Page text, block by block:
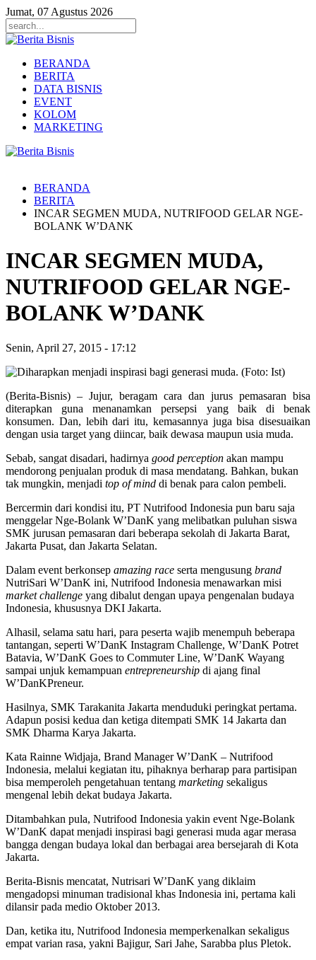
Jumat, 07 Agustus 2026
BERANDA
BERITA
DATA BISNIS
EVENT
KOLOM
MARKETING
BERANDA
BERITA
INCAR SEGMEN MUDA, NUTRIFOOD GELAR NGE-
BOLANK W’DANK
INCAR SEGMEN MUDA,
NUTRIFOOD GELAR NGE-
BOLANK W’DANK
Senin, April 27, 2015 - 17:12
(Berita-Bisnis) – Jujur, beragam cara dan jurus pemasaran bisa
diterapkan guna menanamkan persepsi yang baik di benak
konsumen. Dan, lebih dari itu, kemasannya juga bisa disesuaikan
dengan usia target yang diincar, baik dewasa maupun usia muda.
Sebab, sangat disadari, hadirnya good perception akan mampu
mendorong penjualan produk di masa mendatang. Bahkan, bukan
tak mungkin, menjadi top of mind di benak para calon pembeli.
Bercermin dari kondisi itu, PT Nutrifood Indonesia pun baru saja
menggelar Nge-Bolank W’DanK yang melibatkan puluhan siswa
SMK jurusan pemasaran dari beberapa sekolah di Jakarta Barat,
Jakarta Pusat, dan Jakarta Selatan.
Dalam event berkonsep amazing race serta mengusung brand
NutriSari W’DanK ini, Nutrifood Indonesia menawarkan misi
market challenge yang dibalut dengan upaya pengenalan budaya
Indonesia, khususnya DKI Jakarta.
Alhasil, selama satu hari, para peserta wajib menempuh beberapa
tantangan, seperti W’DanK Instagram Challenge, W’DanK Potret
Batavia, W’DanK Goes to Commuter Line, W’DanK Wayang
sampai unjuk kemampuan entrepreneurship di ajang final
W’DanKPreneur.
Hasilnya, SMK Tarakanita Jakarta menduduki peringkat pertama.
Adapun posisi kedua dan ketiga ditempati SMK 14 Jakarta dan
SMK Dharma Karya Jakarta.
Kata Rainne Widjaja, Brand Manager W’DanK – Nutrifood
Indonesia, melalui kegiatan itu, pihaknya berharap para partisipan
bisa memperoleh pengetahuan tentang marketing sekaligus
mengenal lebih dekat budaya Jakarta.
Ditambahkan pula, Nutrifood Indonesia yakin event Nge-Bolank
W’DanK dapat menjadi inspirasi bagi generasi muda agar merasa
bangga dengan budaya lokal dan berbagai area bersejarah di Kota
Jakarta.
Berita-Bisnis mencatat, Nutrisari W’DanK yang diklaim
mengadopsi minuman tradisional khas Indonesia ini, pertama kali
dilansir pada medio Oktober 2013.
Dan, ketika itu, Nutrifood Indonesia memperkenalkan sekaligus
empat varian rasa, yakni Bajigur, Sari Jahe, Sarabba plus Pletok.